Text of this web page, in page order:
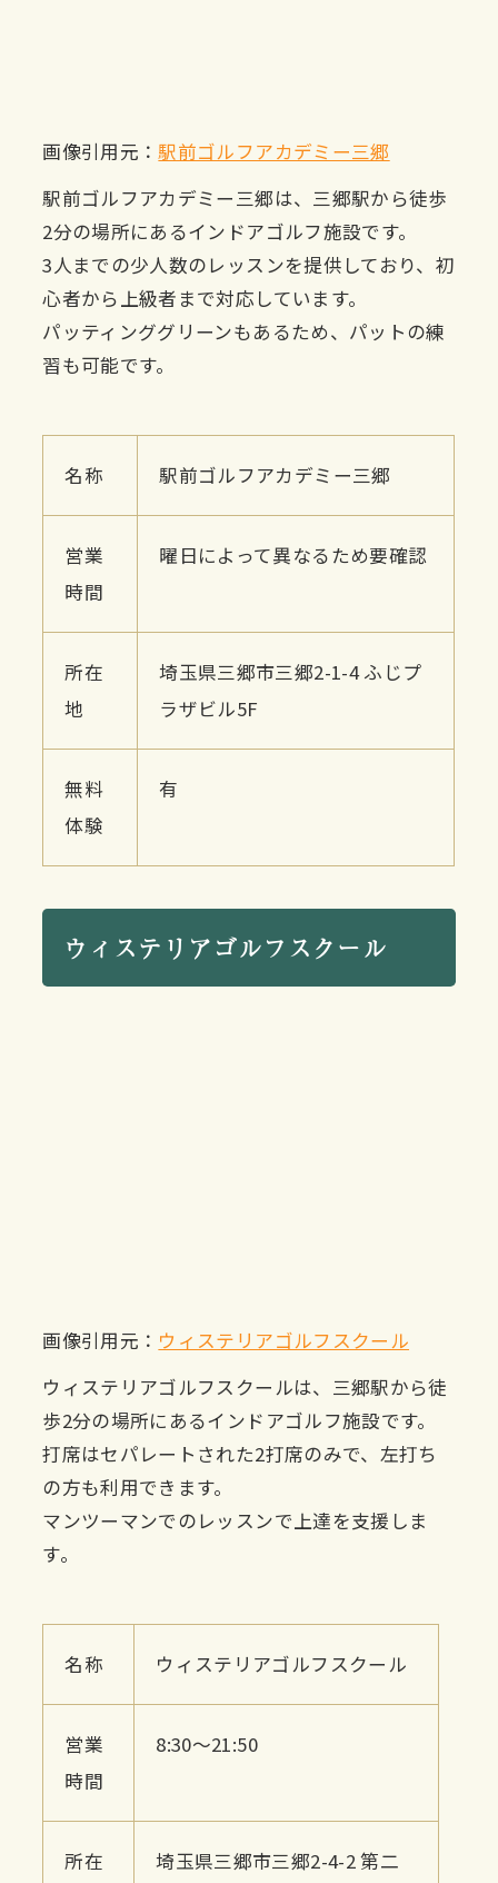
画像引用元：駅前ゴルフアカデミー三郷
駅前ゴルフアカデミー三郷は、三郷駅から徒歩
2分の場所にあるインドアゴルフ施設です。
3人までの少人数のレッスンを提供しており、初
心者から上級者まで対応しています。
パッティンググリーンもあるため、パットの練
習も可能です。
名称 駅前ゴルフアカデミー三郷
営業
時間
曜日によって異なるため要確認
所在
地
埼玉県三郷市三郷2-1-4 ふじプ
ラザビル5F
無料
体験
有
ウィステリアゴルフスクール
画像引用元： ウィステリアゴルフスクール
ウィステリアゴルフスクールは、三郷駅から徒
歩2分の場所にあるインドアゴルフ施設です。
打席はセパレートされた2打席のみで、左打ち
の方も利用できます。
マンツーマンでのレッスンで上達を支援しま
す。
名称 ウィステリアゴルフスクール
営業
時間
8:30〜21:50
所在 埼玉県三郷市三郷2-4-2 第二